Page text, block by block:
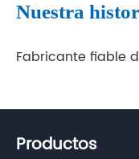
Nuestra
Fabricante fiable
Productos